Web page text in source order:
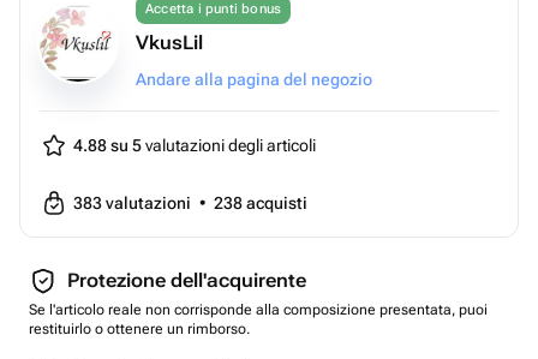
Accetta i punti bonus
VkusLil
Andare alla pagina del negozio
4.88 su 5valutazioni degli articoli
383valutazioni • 238acquisti
Protezione dell'acquirente
Se l'articolo reale non corrisponde alla composizione presentata, puoi
restituirlo o ottenere un rimborso.